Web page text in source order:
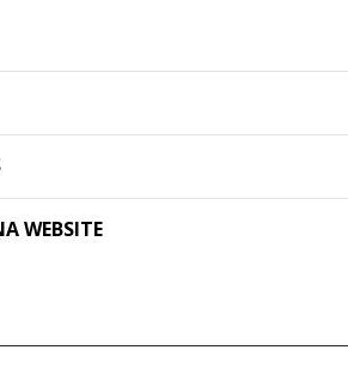
WEBSITE